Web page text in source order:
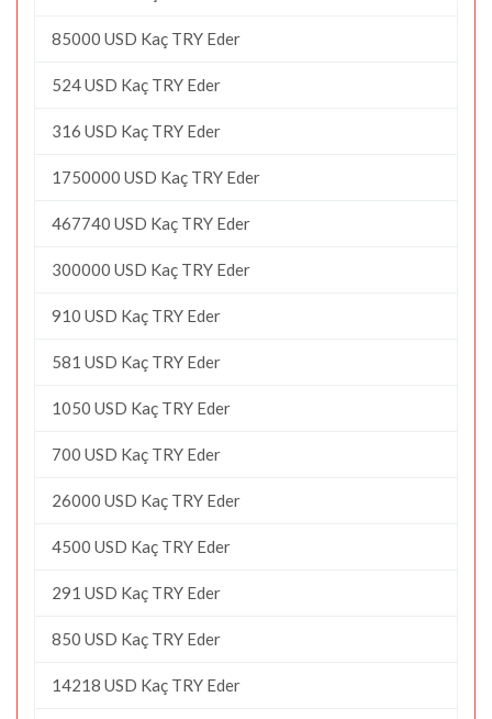
85000 USD Kaç TRY Eder
524 USD Kaç TRY Eder
316 USD Kaç TRY Eder
1750000 USD Kaç TRY Eder
467740 USD Kaç TRY Eder
300000 USD Kaç TRY Eder
910 USD Kaç TRY Eder
581 USD Kaç TRY Eder
1050 USD Kaç TRY Eder
700 USD Kaç TRY Eder
26000 USD Kaç TRY Eder
4500 USD Kaç TRY Eder
291 USD Kaç TRY Eder
850 USD Kaç TRY Eder
14218 USD Kaç TRY Eder